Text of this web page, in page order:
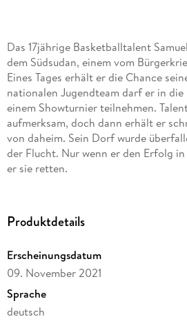
Das 17jährige Basketballtalent
dem Südsudan, einem vom
Eines Tages erhält er die Chance
nationalen Jugendteam darf er in die
einem Showturnier teilnehmen.
aufmerksam, doch dann erhält er
von daheim. Sein Dorf wurde
der Flucht. Nur wenn er den Erfolg
er sie retten.
Produktdetails
Erscheinungsdatum
09. November 2021
Sprache
deutsch